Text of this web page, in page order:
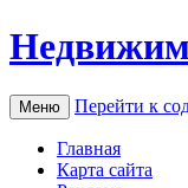
Меню Перейти к
Главная
Карта сайта